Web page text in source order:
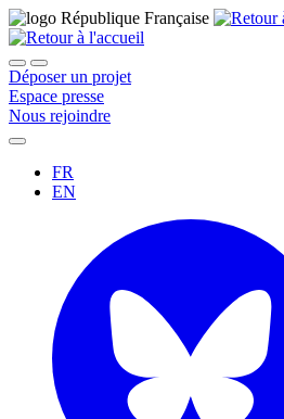
Déposer un projet
Espace presse
Nous rejoindre
FR
EN